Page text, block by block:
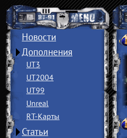
Новости
Дополнения
UT3
UT2004
UT99
Unreal
RT-Карты
Статьи